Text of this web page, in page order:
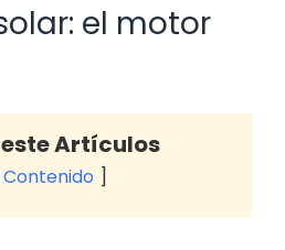
el motor
Artículos